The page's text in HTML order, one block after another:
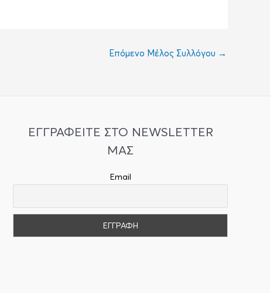
Επόμενο Μέλος Συλλόγου →
ΕΓΓΡΑΦΕΙΤΕ ΣΤΟ NEWSLETTER
ΜΑΣ
Email